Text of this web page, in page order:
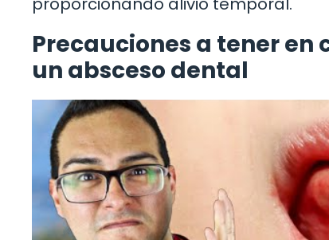
Precauciones a tener
un absceso dental